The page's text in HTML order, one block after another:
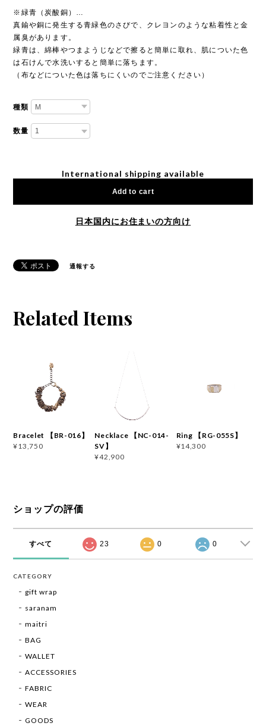
※緑青（炭酸銅）…
真鍮や銅に発生する青緑色のさびで、クレヨンのような粘着性と金
属臭があります。
緑青は、綿棒やつまようじなどで擦ると簡単に取れ、肌についた色
は石けんで水洗いすると簡単に落ちます。
（布などについた色は落ちにくいのでご注意ください）
種類
数量
International shipping available
Add to cart
日本国内にお住まいの方向け
通報する
Related Items
Bracelet 【BR-016】
¥13,750
Necklace 【NC-014-
SV】
¥42,900
Ring 【RG-055S】
¥14,300
ショップの評価
すべて 23 0 0
CATEGORY
gift wrap
saranam
maitri
BAG
WALLET
ACCESSORIES
FABRIC
WEAR
GOODS